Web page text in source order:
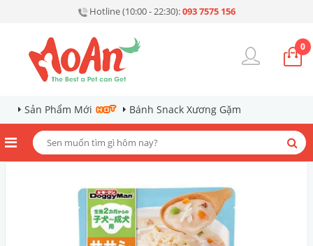
Hotline (10:00 - 22:30):093 7575 156
0
Sản Phẩm Mới Bánh Snack Xương Gặm